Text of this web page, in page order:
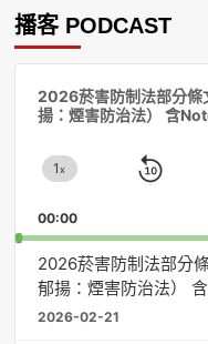
播客 PODCAST
2026菸害防制法部分條
揚：煙害防治法） 含
Change
Rate
1x
Skip
00:00
2026菸害防制法部分
郁揚：煙害防治法）
2026-02-21